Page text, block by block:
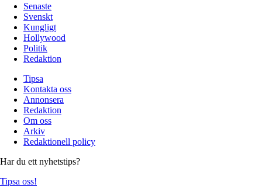
Senaste
Svenskt
Kungligt
Hollywood
Politik
Redaktion
Tipsa
Kontakta oss
Annonsera
Redaktion
Om oss
Arkiv
Redaktionell policy
Har du ett nyhetstips?
Tipsa oss!